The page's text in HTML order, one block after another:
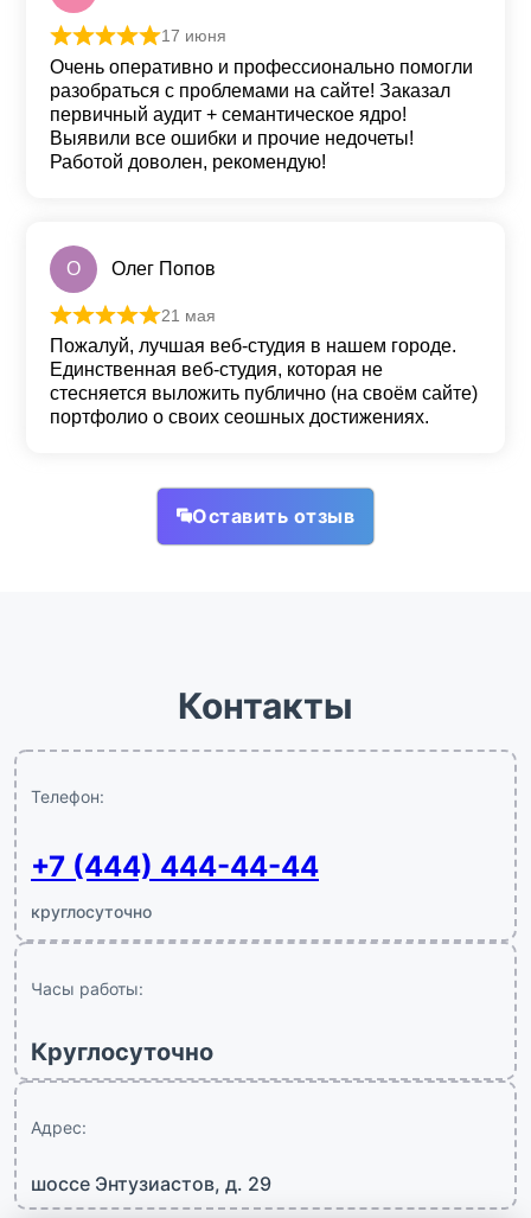
Оценка
17 июня
Очень оперативно и профессионально помогли
разобраться с проблемами на сайте! Заказал
первичный аудит + семантическое ядро!
Выявили все ошибки и прочие недочеты!
Работой доволен, рекомендую!
О Олег Попов
Оценка
21 мая
Пожалуй, лучшая веб-студия в нашем городе.
Единственная веб-студия, которая не
стесняется выложить публично (на своём сайте)
портфолио о своих сеошных достижениях.
Оставить отзыв
Контакты
Телефон:
+7 (444) 444-44-44
круглосуточно
Часы работы:
Круглосуточно
Адрес:
шоссе Энтузиастов, д. 29